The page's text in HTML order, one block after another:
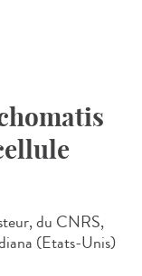
du CNRS,
(Etats-Unis)